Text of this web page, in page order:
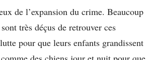
de l’expansion du crime. Beaucoup
très déçus de retrouver ces
pour que leurs enfants grandissent